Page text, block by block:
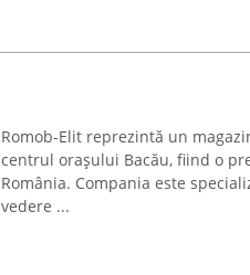
Romob-Elit reprezintă un
centrul orașului Bacău, fiind o
România. Compania este
vedere ...